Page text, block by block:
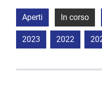
Aperti In corso
2023 2022